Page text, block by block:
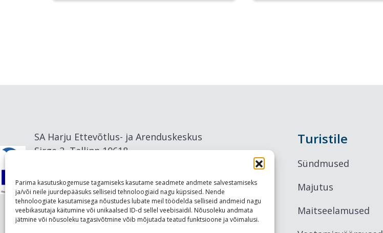
Parima kasutuskogemuse tagamiseks kasutame seadmete andmete salvestamiseks
ja/või neile juurdepääsuks selliseid tehnoloogiaid nagu küpsised. Nende
tehnoloogiate kasutamisega nõustudes lubate meil töödelda selliseid andmeid nagu
veebikasutaja käitumine või unikaalsed ID-d sellel veebisaidil. Nõusoleku andmata
jätmine või nõusoleku tagasivõtmine võib mõjutada teatud funktsioone ja võimalusi.
SA Harju Ettevõtlus- ja Arenduskeskus
Sirge 2, Tallinn 10618
Turistile
Sündmused
Majutus
Maitseelamused